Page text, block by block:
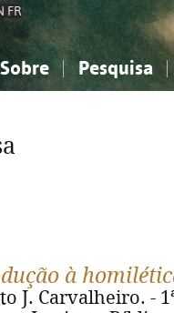
FR
Sobre Pesquisa
Ciências sociais...
Ciências sociais...
à
J. Carvalheiro. -